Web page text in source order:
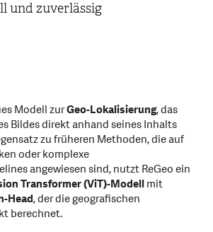
und zuverlässig
Modell zurGeo-Lokalisierung, das
Bildes direkt anhand seines Inhalts
zu früheren Methoden, die auf
oder komplexe
angewiesen sind, nutzt ReGeo ein
Transformer (ViT)-Modellmit
Head, der die geografischen
berechnet.